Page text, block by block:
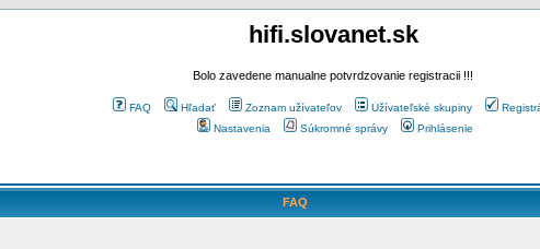
hifi.slovanet.sk
Bolo zavedene manualne potvrdzovanie registracii !!!
FAQ Hľadať Zoznam užívateľov Užívateľské skupiny
Nastavenia
Súkromné správy Prihlásenie
FAQ